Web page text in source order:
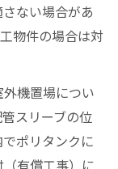
ない場合があ
物件の場合は対
機置場につい
スリーブの位
ポリタンクに
有償工事）に